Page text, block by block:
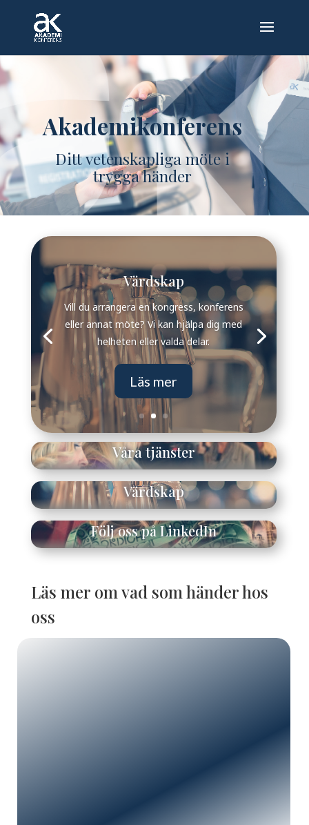
Akademikonferens
Ditt vetenskapliga möte i
trygga händer
Värdskap
Vill du arrangera en kongress, konferens
eller annat möte? Vi kan hjälpa dig med
helheten eller valda delar.
Läs mer
Våra tjänster
Värdskap
Följ oss på LinkedIn
Läs mer om vad som händer hos
oss